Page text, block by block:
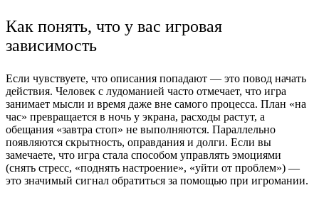
Как понять, что у вас игровая
зависимость
Если чувствуете, что описания попадают — это повод начать
действия. Человек с лудоманией часто отмечает, что игра
занимает мысли и время даже вне самого процесса. План «на
час» превращается в ночь у экрана, расходы растут, а
обещания «завтра стоп» не выполняются. Параллельно
появляются скрытность, оправдания и долги. Если вы
замечаете, что игра стала способом управлять эмоциями
(снять стресс, «поднять настроение», «уйти от проблем») —
это значимый сигнал обратиться за помощью при игромании.